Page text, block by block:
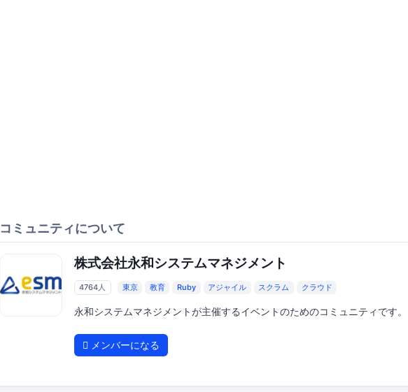
コミュニティについて
株式会社永和システムマネジメント
4764人 東京 教育 Ruby アジャイル スクラム クラウド
永和システムマネジメントが主催するイベントのためのコミュニティです。
メンバーになる